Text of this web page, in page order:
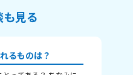
見る
るものは？